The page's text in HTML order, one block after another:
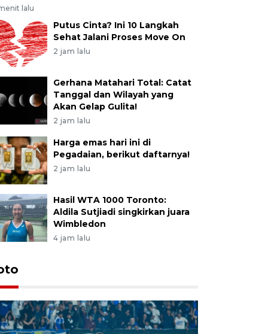
lalu
Putus Cinta? Ini 10 Langkah
Sehat Jalani Proses Move On
2 jam lalu
Gerhana Matahari Total: Catat
Tanggal dan Wilayah yang
Akan Gelap Gulita!
2 jam lalu
Harga emas hari ini di
Pegadaian, berikut daftarnya!
2 jam lalu
Hasil WTA 1000 Toronto:
Aldila Sutjiadi singkirkan juara
Wimbledon
4 jam lalu